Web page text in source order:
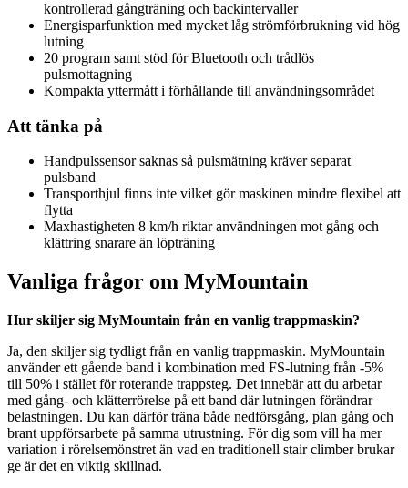
kontrollerad gångträning och backintervaller
Energisparfunktion med mycket låg strömförbrukning vid hög
lutning
20 program samt stöd för Bluetooth och trådlös
pulsmottagning
Kompakta yttermått i förhållande till användningsområdet
Att tänka på
Handpulssensor saknas så pulsmätning kräver separat
pulsband
Transporthjul finns inte vilket gör maskinen mindre flexibel att
flytta
Maxhastigheten 8 km/h riktar användningen mot gång och
klättring snarare än löpträning
Vanliga frågor om MyMountain
Hur skiljer sig MyMountain från en vanlig trappmaskin?
Ja, den skiljer sig tydligt från en vanlig trappmaskin. MyMountain
använder ett gående band i kombination med FS-lutning från -5%
till 50% i stället för roterande trappsteg. Det innebär att du arbetar
med gång- och klätterrörelse på ett band där lutningen förändrar
belastningen. Du kan därför träna både nedförsgång, plan gång och
brant uppförsarbete på samma utrustning. För dig som vill ha mer
variation i rörelsemönstret än vad en traditionell stair climber brukar
ge är det en viktig skillnad.